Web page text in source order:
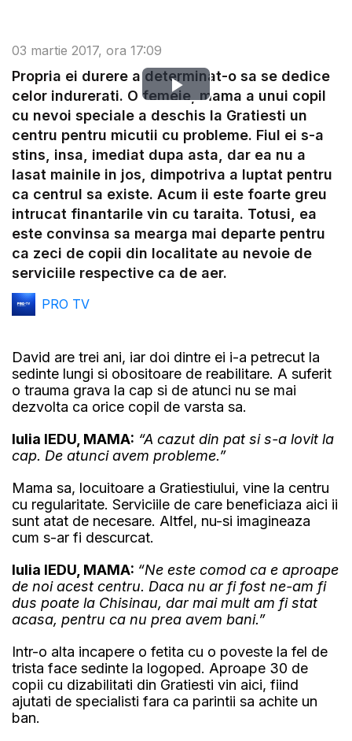
03 martie 2017, ora 17:09
Play
Video
Propria ei durere a determinat-o sa se dedice
celor indurerati. O femeie, mama a unui copil
cu nevoi speciale a deschis la Gratiesti un
centru pentru micutii cu probleme. Fiul ei s-a
stins, insa, imediat dupa asta, dar ea nu a
lasat mainile in jos, dimpotriva a luptat pentru
ca centrul sa existe. Acum ii este foarte greu
intrucat finantarile vin cu taraita. Totusi, ea
este convinsa sa mearga mai departe pentru
ca zeci de copii din localitate au nevoie de
serviciile respective ca de aer.
PRO TV
David are trei ani, iar doi dintre ei i-a petrecut la
sedinte lungi si obositoare de reabilitare. A suferit
o trauma grava la cap si de atunci nu se mai
dezvolta ca orice copil de varsta sa.
Iulia IEDU, MAMA: “A cazut din pat si s-a lovit la
cap. De atunci avem probleme.”
Mama sa, locuitoare a Gratiestiului, vine la centru
cu regularitate. Serviciile de care beneficiaza aici ii
sunt atat de necesare. Altfel, nu-si imagineaza
cum s-ar fi descurcat.
Iulia IEDU, MAMA: “Ne este comod ca e aproape
de noi acest centru. Daca nu ar fi fost ne-am fi
dus poate la Chisinau, dar mai mult am fi stat
acasa, pentru ca nu prea avem bani.”
Intr-o alta incapere o fetita cu o poveste la fel de
trista face sedinte la logoped. Aproape 30 de
copii cu dizabilitati din Gratiesti vin aici, fiind
ajutati de specialisti fara ca parintii sa achite un
ban.